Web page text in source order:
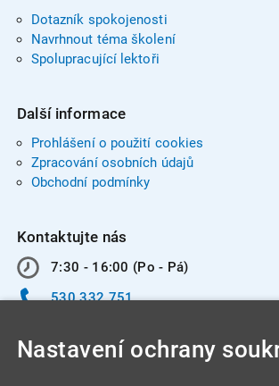
Dotazník spokojenosti
Navrhnout téma školení
Spolupracující lektoři
Další informace
Prohlášení o použití cookies
Zpracování osobních údajů
Obchodní podmínky
Kontaktujte nás
7:30 - 16:00 (Po - Pá)
530 332 751
Nastavení ochrany